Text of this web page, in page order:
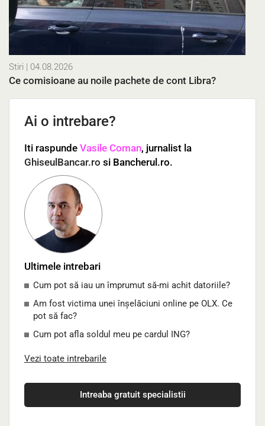
Stiri | 04.08.2026
Ce comisioane au noile pachete de cont Libra?
Ai o intrebare?
Iti raspunde Vasile Coman, jurnalist la
GhiseulBancar.ro si Bancherul.ro.
Ultimele intrebari
Cum pot să iau un împrumut să-mi achit datoriile?
Am fost victima unei înșelăciuni online pe OLX. Ce
pot să fac?
Cum pot afla soldul meu pe cardul ING?
Vezi toate intrebarile
Intreaba gratuit specialistii